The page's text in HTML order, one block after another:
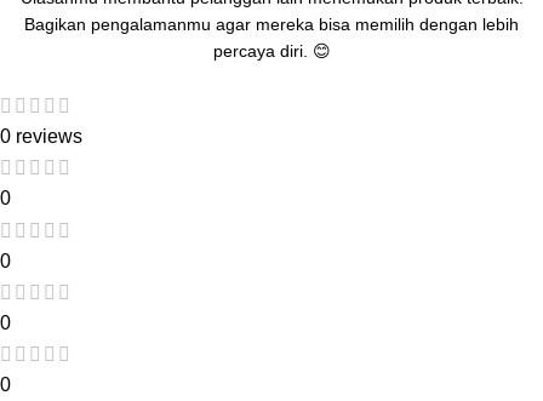
Bagikan pengalamanmu agar mereka bisa memilih dengan lebih
percaya diri. 😊
0 reviews
0
0
0
0